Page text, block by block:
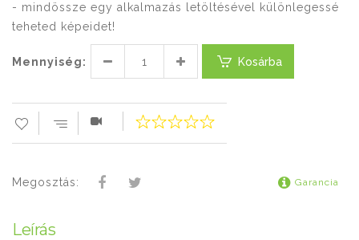
- mindössze egy alkalmazás letöltésével különlegessé
teheted képeidet!
Mennyiség: Kosárba
Megosztás: Garancia
Leírás